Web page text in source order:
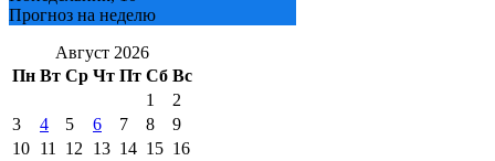
Прогноз на неделю
Август 2026
Пн Вт Ср Чт Пт Сб Вс
1
2
3
4 5 6 7 8
9
10 11 12 13 14 15 16